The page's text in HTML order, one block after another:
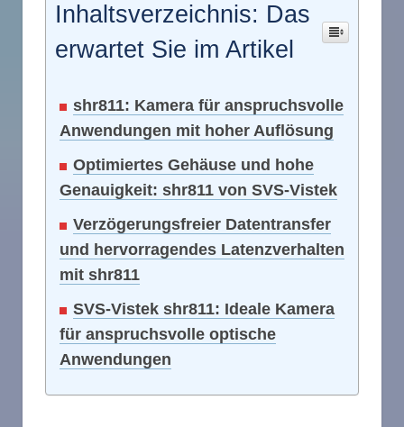
Inhaltsverzeichnis: Das
erwartet Sie im Artikel
shr811: Kamera für anspruchsvolle
Anwendungen mit hoher Auflösung
Optimiertes Gehäuse und hohe
Genauigkeit: shr811 von SVS-Vistek
Verzögerungsfreier Datentransfer
und hervorragendes Latenzverhalten
mit shr811
SVS-Vistek shr811: Ideale Kamera
für anspruchsvolle optische
Anwendungen